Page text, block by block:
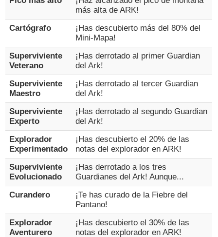
más alta de ARK!
Cartógrafo
¡Has descubierto más del 80% del
Mini-Mapa!
Superviviente
Veterano
¡Has derrotado al primer Guardian
del Ark!
Superviviente
Maestro
¡Has derrotado al tercer Guardian
del Ark!
Superviviente
Experto
¡Has derrotado al segundo Guardian
del Ark!
Explorador
Experimentado
¡Has descubierto el 20% de las
notas del explorador en ARK!
Superviviente
Evolucionado
¡Has derrotado a los tres
Guardianes del Ark! Aunque...
Curandero
¡Te has curado de la Fiebre del
Pantano!
Explorador
Aventurero
¡Has descubierto el 30% de las
notas del explorador en ARK!